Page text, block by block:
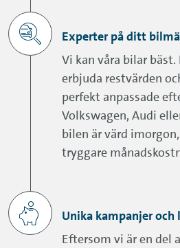
Experter på ditt
Vi kan våra bilar
erbjuda restvärden
perfekt anpassade
Volkswagen, Audi
bilen är värd
tryggare
Unika kampanjer och
Eftersom vi är en del